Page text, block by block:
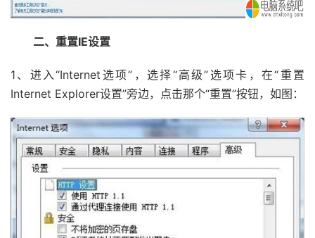
二、重置IE设置
1、进入“Internet选项”，选择“高级”选项卡，在“重置
Internet Explorer设置”旁边，点击那个“重置”按钮，如图：